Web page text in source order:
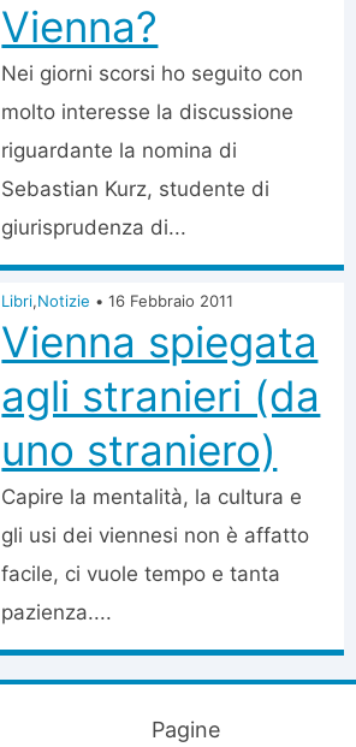
Vienna?
Nei giorni scorsi ho seguito con
molto interesse la discussione
riguardante la nomina di
Sebastian Kurz, studente di
giurisprudenza di...
Libri,Notizie • 16 Febbraio 2011
Vienna spiegata
agli stranieri (da
uno straniero)
Capire la mentalità, la cultura e
gli usi dei viennesi non è affatto
facile, ci vuole tempo e tanta
pazienza....
Pagine